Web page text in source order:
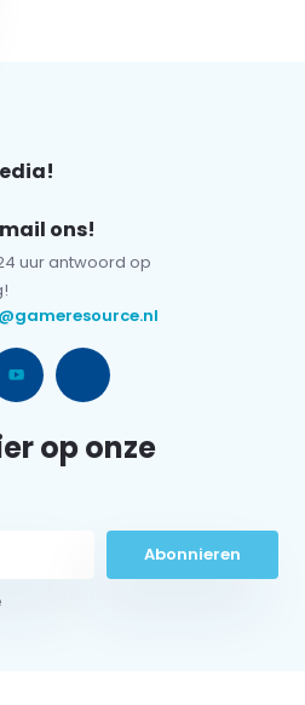
ons!
uur antwoord op
op onze
Abonnieren